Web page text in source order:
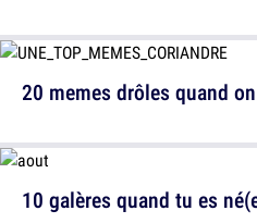
20 memes drôles quand
10 galères quand tu es